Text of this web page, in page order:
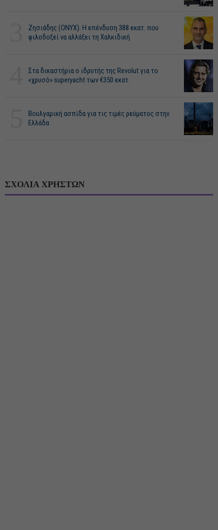
Ζησιάδης (ONYX): Η επένδυση 388 εκατ. που
φιλοδοξεί να αλλάξει τη Χαλκιδική
Στα δικαστήρια ο ιδρυτής της Revolut για το
«χρυσό» superyacht των €350 εκατ.
Βουλγαρική ασπίδα για τις τιμές ρεύματος στην
Ελλάδα
ΣΧΟΛΙΑ ΧΡΗΣΤΩΝ